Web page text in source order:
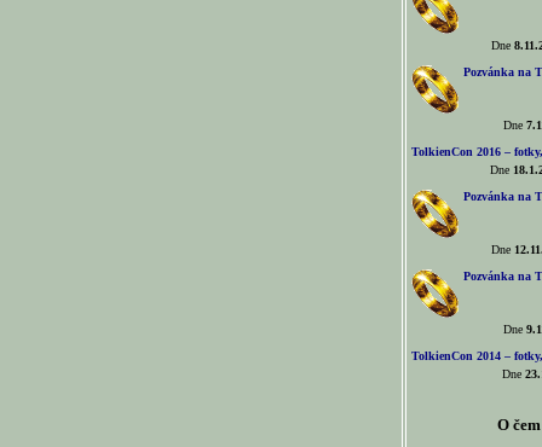
Dne
Pozvánka na
Dne
TolkienCon 2016 –
Dne
Pozvánka na
Dne
Pozvánka na
Dne
TolkienCon 2014 –
Dne
O